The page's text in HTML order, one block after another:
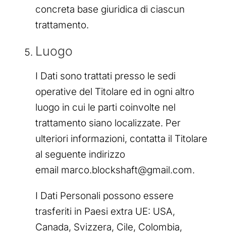
concreta base giuridica di ciascun
trattamento.
Luogo
I Dati sono trattati presso le sedi
operative del Titolare ed in ogni altro
luogo in cui le parti coinvolte nel
trattamento siano localizzate. Per
ulteriori informazioni, contatta il Titolare
al seguente indirizzo
email marco.blockshaft@gmail.com.
I Dati Personali possono essere
trasferiti in Paesi extra UE: USA,
Canada, Svizzera, Cile, Colombia,